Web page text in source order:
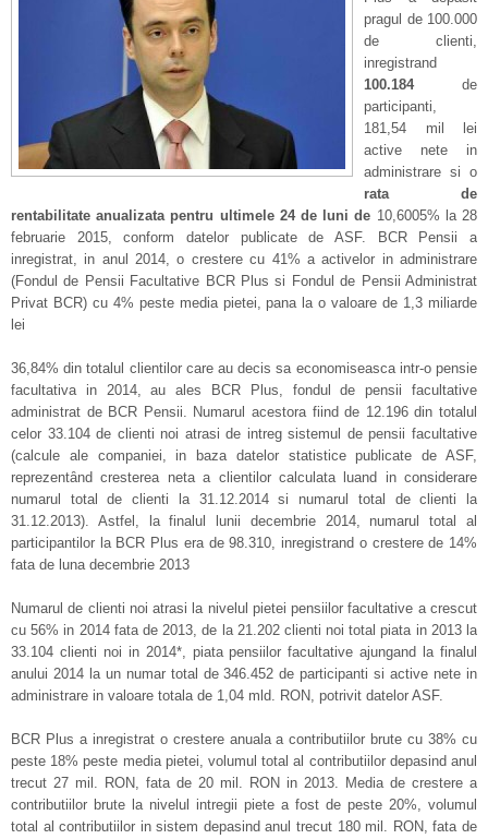
pragul de 100.000
de clienti,
inregistrand
100.184de
participanti,
181,54 mil lei
active nete in
administrare si o
rata de
rentabilitate anualizata pentru ultimele 24 de luni de 10,6005% la 28
februarie 2015, conform datelor publicate de ASF. BCR Pensii a
inregistrat, in anul 2014, o crestere cu 41% a activelor in administrare
(Fondul de Pensii Facultative BCR Plus si Fondul de Pensii Administrat
Privat BCR) cu 4% peste media pietei, pana la o valoare de 1,3 miliarde
lei
36,84% din totalul clientilor care au decis sa economiseasca intr-o pensie
facultativa in 2014, au ales BCR Plus, fondul de pensii facultative
administrat de BCR Pensii. Numarul acestora fiind de 12.196 din totalul
celor 33.104 de clienti noi atrasi de intreg sistemul de pensii facultative
(calcule ale companiei, in baza datelor statistice publicate de ASF,
reprezentȃnd cresterea neta a clientilor calculata luand in considerare
numarul total de clienti la 31.12.2014 si numarul total de clienti la
31.12.2013). Astfel, la finalul lunii decembrie 2014, numarul total al
participantilor la BCR Plus era de 98.310, inregistrand o crestere de 14%
fata de luna decembrie 2013
Numarul de clienti noi atrasi la nivelul pietei pensiilor facultative a crescut
cu 56% in 2014 fata de 2013, de la 21.202 clienti noi total piata in 2013 la
33.104 clienti noi in 2014*, piata pensiilor facultative ajungand la finalul
anului 2014 la un numar total de 346.452 de participanti si active nete in
administrare in valoare totala de 1,04 mld. RON, potrivit datelor ASF.
BCR Plus a inregistrat o crestere anuala a contributiilor brute cu 38% cu
peste 18% peste media pietei, volumul total al contributiilor depasind anul
trecut 27 mil. RON, fata de 20 mil. RON in 2013. Media de crestere a
contributiilor brute la nivelul intregii piete a fost de peste 20%, volumul
total al contributiilor in sistem depasind anul trecut 180 mil. RON, fata de